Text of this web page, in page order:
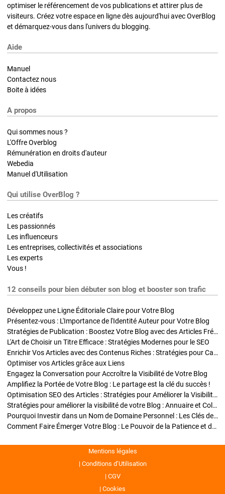
optimiser le référencement de vos publications et attirer plus de
visiteurs. Créez votre espace en ligne dès aujourd'hui avec OverBlog
et démarquez-vous dans l'univers du blogging.
Aide
Manuel
Contactez nous
Boite à idées
A propos
Qui sommes nous ?
L'Offre Overblog
Rémunération en droits d'auteur
Webedia
Manuel d'Utilisation
Qui utilise OverBlog ?
Les créatifs
Les passionnés
Les influenceurs
Les entreprises, collectivités et associations
Les experts
Vous !
12 conseils pour bien débuter son blog et booster son trafic
Développez une Ligne Éditoriale Claire pour Votre Blog
Présentez-vous : L'Importance de l'Identité Auteur pour Votre Blog
Stratégies de Publication : Boostez Votre Blog avec des Articles Fréquents et Exclusifs
L'Art de Choisir un Titre Efficace : Stratégies Modernes pour le SEO
Enrichir Vos Articles avec des Contenus Riches : Stratégies pour Captiver et Optimiser
Optimiser vos Articles grâce aux Liens
Engagez la Conversation pour Accroître la Visibilité de Votre Blog
Amplifiez la Portée de Votre Blog : Le partage est la clé du succès !
Optimisation SEO des Articles : Stratégies pour Améliorer la Visibilité de Votre Blog
Stratégies pour améliorer la visibilité de votre Blog : Annuaire et Collaborations
Pourquoi Investir dans un Nom de Domaine Personnel : Les Clés de la Réussite de Votre Blog
Comment Faire Émerger Votre Blog : Le Pouvoir de la Patience et de la Persévérance
Mentions légales
Conditions d’Utilisation
CGV
Cookies